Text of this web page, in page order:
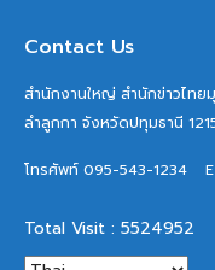
Contact Us
สำนักงานใหญ่ สำนักข่าวไทย
ลำลูกกา จังหวัดปทุมธานี
โทรศัพท์ 095-543-1234
Total Visit : 5524952